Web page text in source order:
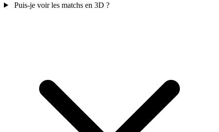
Puis-je voir les matchs en 3D ?